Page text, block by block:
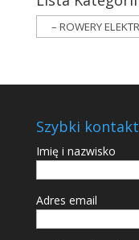
Szybki kontakt
Imię i nazwisko
Adres email